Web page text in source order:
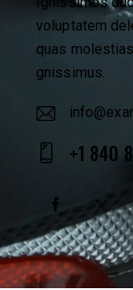
voluptatem
quas
gnissimus.
E-
m
ail
on
e:
+1 840